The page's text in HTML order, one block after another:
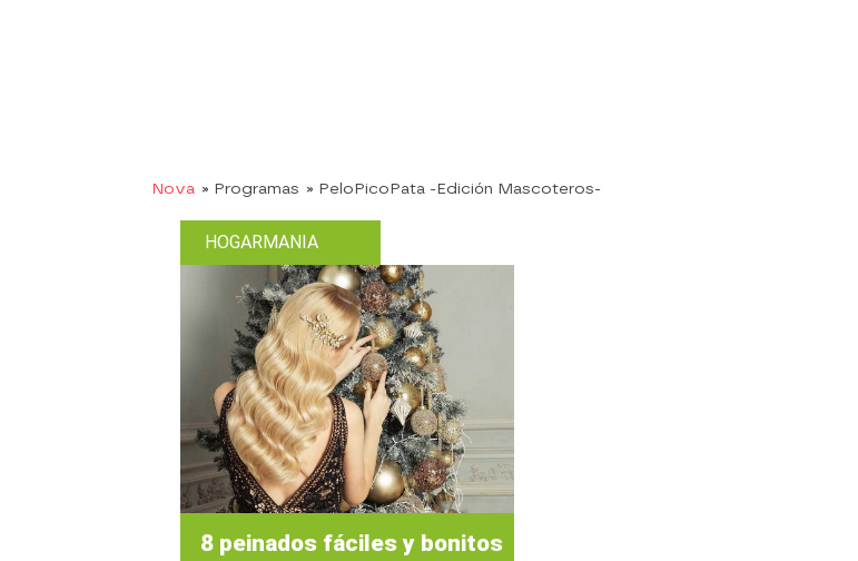
Nova » Programas » PeloPicoPata -Edición Mascoteros-
HOGARMANIA
8 peinados fáciles y bonitos